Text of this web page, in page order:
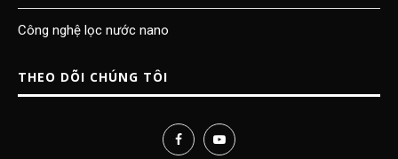
Công nghệ lọc nước nano
THEO DÕI CHÚNG TÔI